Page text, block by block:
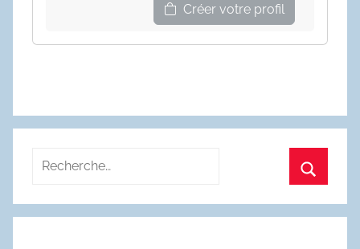
Créer votre profil
Recherche
: